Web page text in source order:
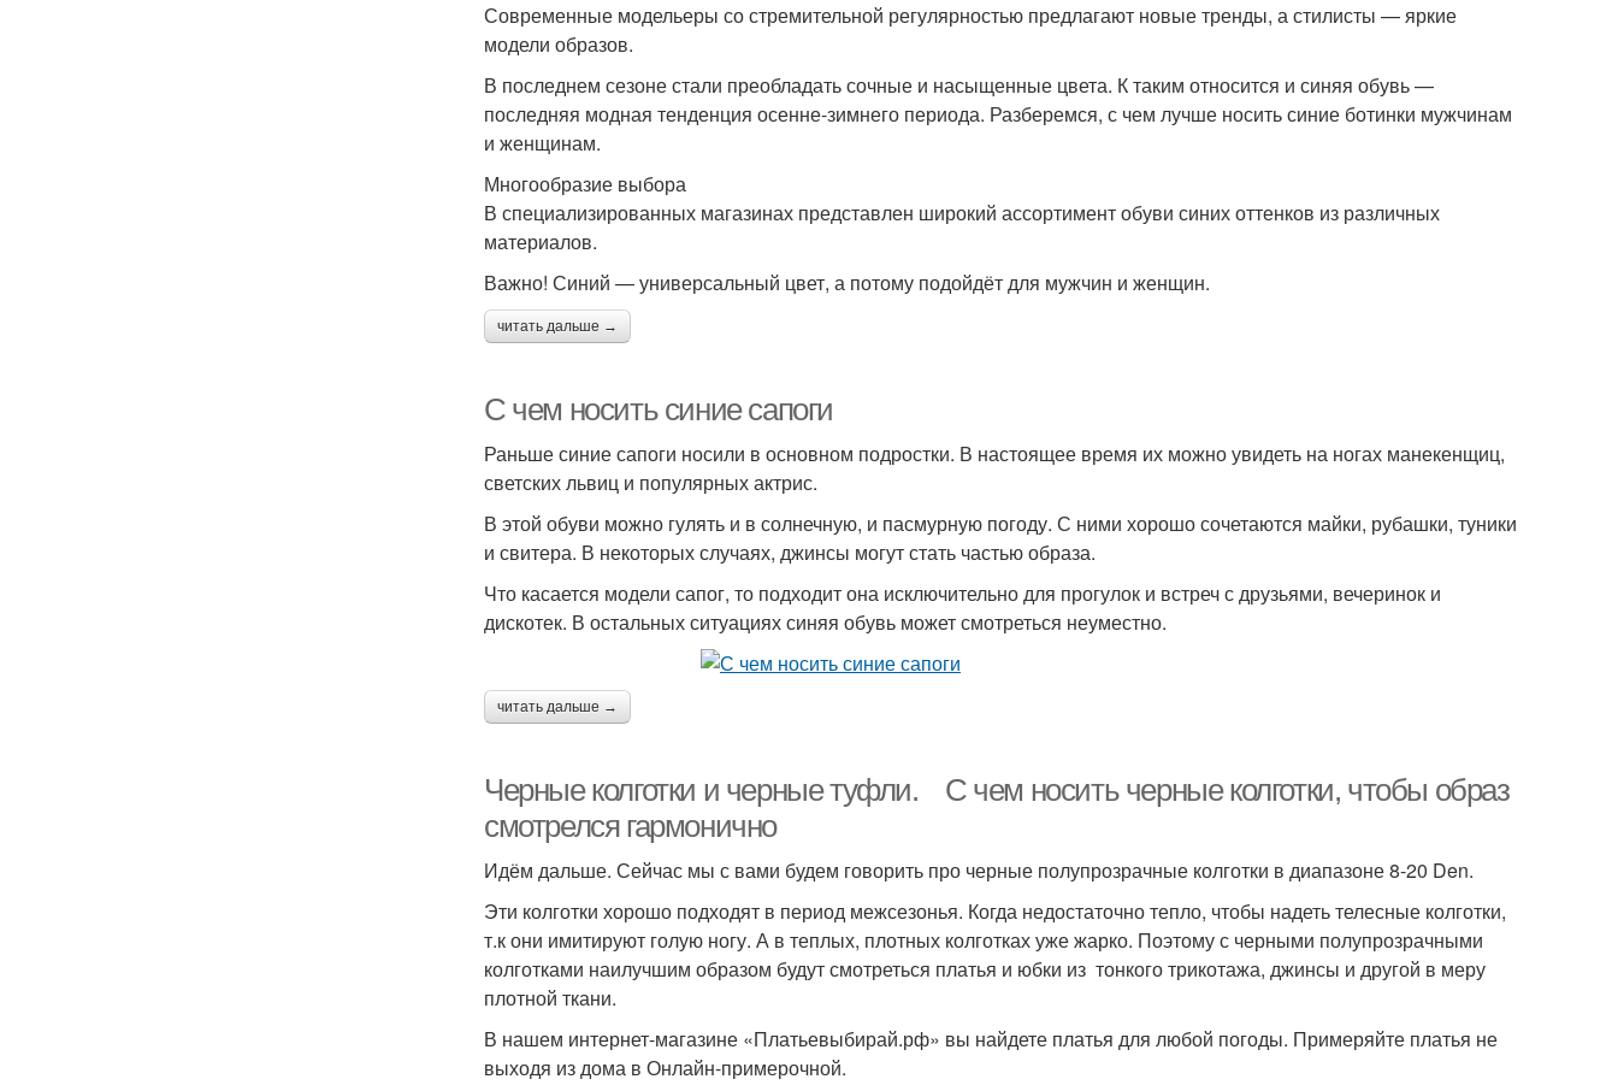
Современные модельеры со стремительной регулярностью предлагают новые тренды, а стилисты — яркие
модели образов.
В последнем сезоне стали преобладать сочные и насыщенные цвета. К таким относится и синяя обувь —
последняя модная тенденция осенне-зимнего периода. Разберемся, с чем лучше носить синие ботинки мужчинам
и женщинам.
Многообразие выбора
В специализированных магазинах представлен широкий ассортимент обуви синих оттенков из различных
материалов.
Важно! Синий — универсальный цвет, а потому подойдёт для мужчин и женщин.
читать дальше →
С чем носить синие сапоги
Раньше синие сапоги носили в основном подростки. В настоящее время их можно увидеть на ногах манекенщиц,
светских львиц и популярных актрис.
В этой обуви можно гулять и в солнечную, и пасмурную погоду. С ними хорошо сочетаются майки, рубашки, туники
и свитера. В некоторых случаях, джинсы могут стать частью образа.
Что касается модели сапог, то подходит она исключительно для прогулок и встреч с друзьями, вечеринок и
дискотек. В остальных ситуациях синяя обувь может смотреться неуместно.
читать дальше →
Черные колготки и черные туфли. С чем носить черные колготки, чтобы образ
смотрелся гармонично
Идём дальше. Сейчас мы с вами будем говорить про черные полупрозрачные колготки в диапазоне 8-20 Den.
Эти колготки хорошо подходят в период межсезонья. Когда недостаточно тепло, чтобы надеть телесные колготки,
т.к они имитируют голую ногу. А в теплых, плотных колготках уже жарко. Поэтому с черными полупрозрачными
колготками наилучшим образом будут смотреться платья и юбки из тонкого трикотажа, джинсы и другой в меру
плотной ткани.
В нашем интернет-магазине «Платьевыбирай.рф» вы найдете платья для любой погоды. Примеряйте платья не
выходя из дома в Онлайн-примерочной.